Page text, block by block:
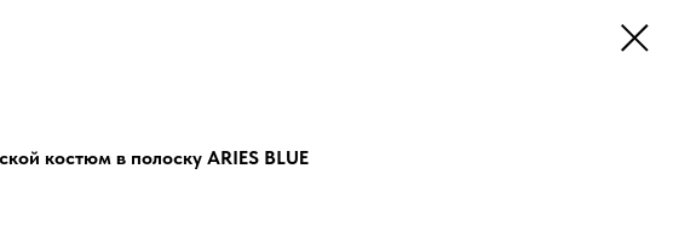
костюм в полоску ARIES BLUE